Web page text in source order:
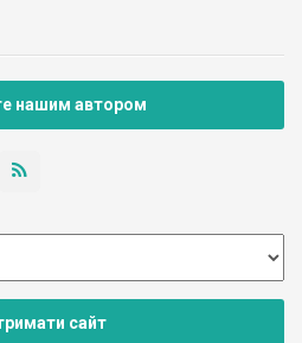
нашим автором
сайт